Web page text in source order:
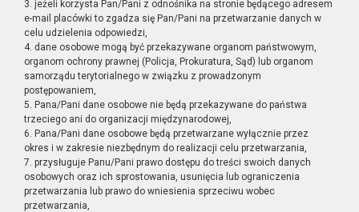
3. jeżeli korzysta Pan/Pani z odnośnika na stronie będącego adresem
e-mail placówki to zgadza się Pan/Pani na przetwarzanie danych w
celu udzielenia odpowiedzi,
4. dane osobowe mogą być przekazywane organom państwowym,
organom ochrony prawnej (Policja, Prokuratura, Sąd) lub organom
samorządu terytorialnego w związku z prowadzonym
postępowaniem,
5. Pana/Pani dane osobowe nie będą przekazywane do państwa
trzeciego ani do organizacji międzynarodowej,
6. Pana/Pani dane osobowe będą przetwarzane wyłącznie przez
okres i w zakresie niezbędnym do realizacji celu przetwarzania,
7. przysługuje Panu/Pani prawo dostępu do treści swoich danych
osobowych oraz ich sprostowania, usunięcia lub ograniczenia
przetwarzania lub prawo do wniesienia sprzeciwu wobec
przetwarzania,